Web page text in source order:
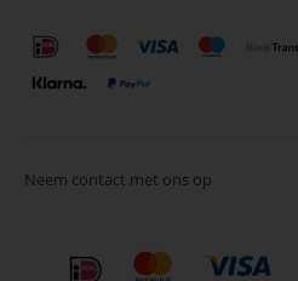
Neem contact met ons op